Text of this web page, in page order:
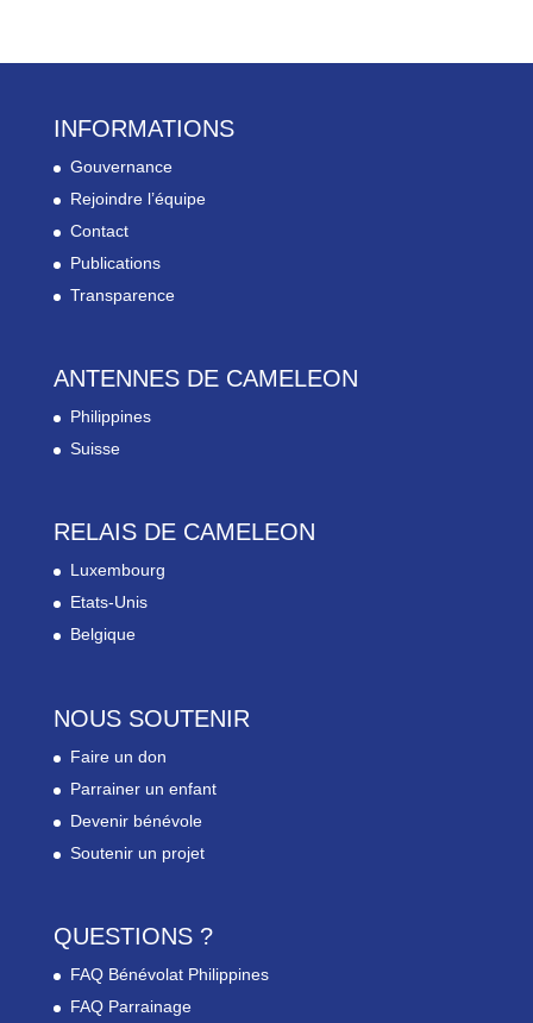
INFORMATIONS
Gouvernance
Rejoindre l’équipe
Contact
Publications
Transparence
ANTENNES DE CAMELEON
Philippines
Suisse
RELAIS DE CAMELEON
Luxembourg
Etats-Unis
Belgique
NOUS SOUTENIR
Faire un don
Parrainer un enfant
Devenir bénévole
Soutenir un projet
QUESTIONS ?
FAQ Bénévolat Philippines
FAQ Parrainage